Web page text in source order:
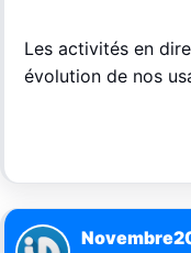
Les activités en
évolution de nos